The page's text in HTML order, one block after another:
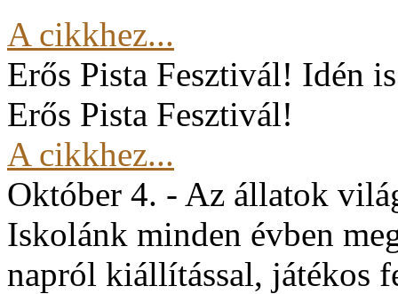
A cikkhez...
Erős Pista Fesztivál! Idén
Erős Pista Fesztivál!
A cikkhez...
Október 4. - Az állatok
Iskolánk minden évben
napról kiállítással, játékos